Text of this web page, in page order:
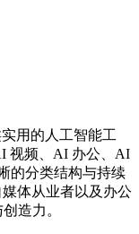
用的人工智能工
视频、AI 办公、AI
的分类结构与持续
体从业者以及办公
造力。